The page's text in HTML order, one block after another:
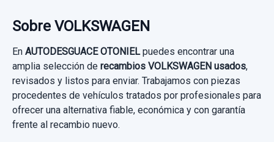
BLUEMOTION TECH.
Garantía 1 año
Ref:925383 OEM:5g1955119a
40,00 €
PINZA FRENO TRASERA DERECHA
Sobre VOLKSWAGEN
En AUTODESGUACE OTONIELpuedes encontrar una
amplia selección de recambios VOLKSWAGEN usados,
revisados y listos para enviar. Trabajamos con piezas
procedentes de vehículos tratados por profesionales para
ofrecer una alternativa fiable, económica y con garantía
frente al recambio nuevo.